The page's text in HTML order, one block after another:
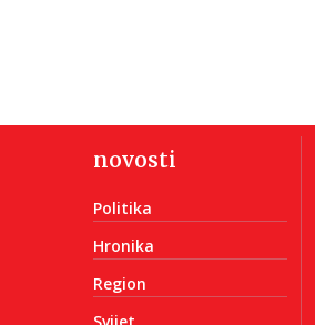
novosti
Politika
Hronika
Region